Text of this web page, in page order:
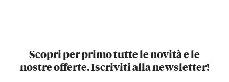
Scopri per primo tutte le novità e le
nostre offerte. Iscriviti alla newsletter!